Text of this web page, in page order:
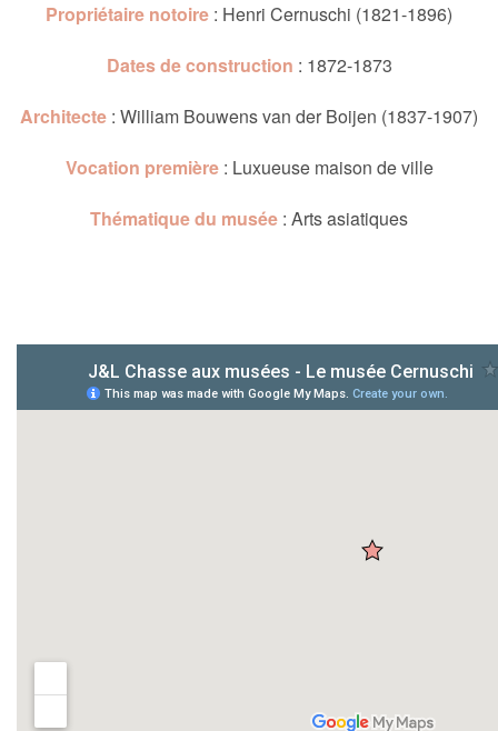
Propriétaire notoire : Henri Cernuschi (1821-1896)
Dates de construction : 1872-1873
Architecte : William Bouwens van der Boijen (1837-1907)
Vocation première: Luxueuse maison de ville
Thématique du musée : Arts asiatiques